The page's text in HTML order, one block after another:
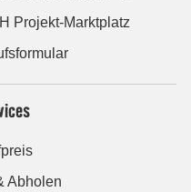
Projekt-Marktplatz
Abholen